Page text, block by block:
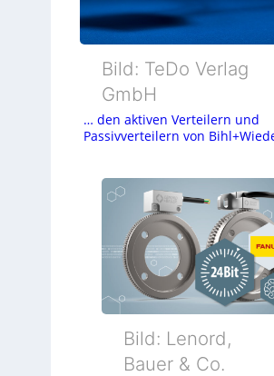
Bild: TeDo Verlag
GmbH
… den aktiven Verteilern und
Passivverteilern von
Bild: Lenord,
Bauer & Co.